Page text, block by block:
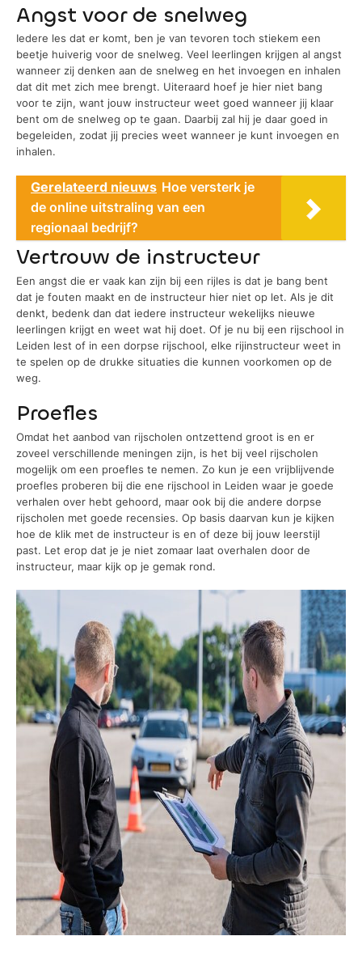
Angst voor de snelweg
Iedere les dat er komt, ben je van tevoren toch stiekem een
beetje huiverig voor de snelweg. Veel leerlingen krijgen al angst
wanneer zij denken aan de snelweg en het invoegen en inhalen
dat dit met zich mee brengt. Uiteraard hoef je hier niet bang
voor te zijn, want jouw instructeur weet goed wanneer jij klaar
bent om de snelweg op te gaan. Daarbij zal hij je daar goed in
begeleiden, zodat jij precies weet wanneer je kunt invoegen en
inhalen.
Gerelateerd nieuws Hoe versterk je
de online uitstraling van een
regionaal bedrijf?
Vertrouw de instructeur
Een angst die er vaak kan zijn bij een rijles is dat je bang bent
dat je fouten maakt en de instructeur hier niet op let. Als je dit
denkt, bedenk dan dat iedere instructeur wekelijks nieuwe
leerlingen krijgt en weet wat hij doet. Of je nu bij een rijschool in
Leiden lest of in een dorpse rijschool, elke rijinstructeur weet in
te spelen op de drukke situaties die kunnen voorkomen op de
weg.
Proefles
Omdat het aanbod van rijscholen ontzettend groot is en er
zoveel verschillende meningen zijn, is het bij veel rijscholen
mogelijk om een proefles te nemen. Zo kun je een vrijblijvende
proefles proberen bij die ene rijschool in Leiden waar je goede
verhalen over hebt gehoord, maar ook bij die andere dorpse
rijscholen met goede recensies. Op basis daarvan kun je kijken
hoe de klik met de instructeur is en of deze bij jouw leerstijl
past. Let erop dat je je niet zomaar laat overhalen door de
instructeur, maar kijk op je gemak rond.